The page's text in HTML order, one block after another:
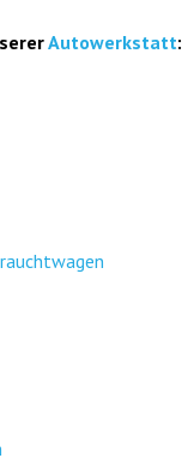
Auto­werk­statt: